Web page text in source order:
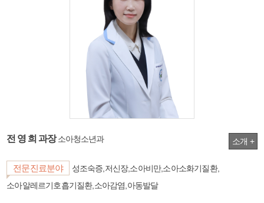
전 영 희 과장소아청소년과 소개 +
전문진료분야
성조숙증,저신장,소아비만,소아소화기질환,
소아알레르기호흡기질환,소아감염,아동발달